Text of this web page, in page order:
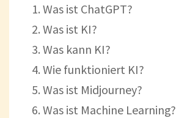
Was ist ChatGPT?
Was ist KI?
Was kann KI?
Wie funktioniert KI?
Was ist Midjourney?
Was ist Machine Learning?